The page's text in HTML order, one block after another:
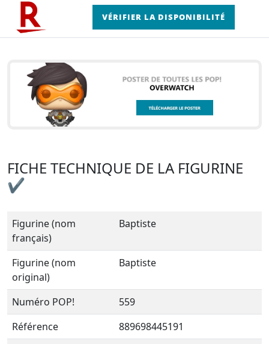
VÉRIFIER LA DISPONIBILITÉ
FICHE TECHNIQUE DE LA FIGURINE
✔
Figurine (nom
français)
Baptiste
Figurine (nom
original)
Baptiste
Numéro POP!
559
Référence
889698445191